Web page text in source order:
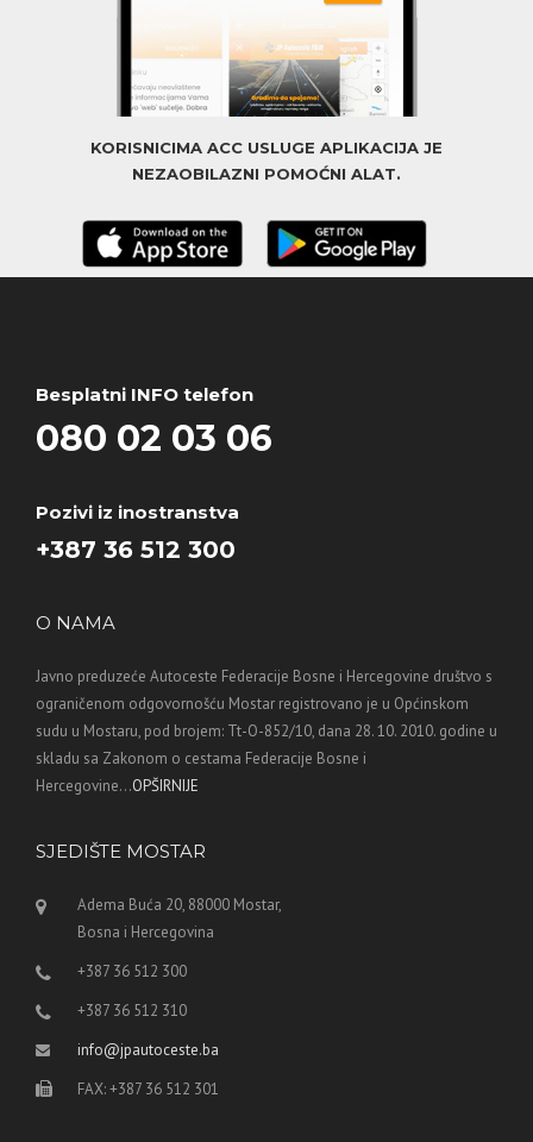
KORISNICIMA ACC USLUGE APLIKACIJA JE
NEZAOBILAZNI POMOĆNI ALAT.
Besplatni INFO telefon
080 02 03 06
Pozivi iz inostranstva
+387 36 512 300
O NAMA
Javno preduzeće Autoceste Federacije Bosne i Hercegovine društvo s
ograničenom odgovornošću Mostar registrovano je u Općinskom
sudu u Mostaru, pod brojem: Tt-O-852/10, dana 28. 10. 2010. godine u
skladu sa Zakonom o cestama Federacije Bosne i
Hercegovine...OPŠIRNIJE
SJEDIŠTE MOSTAR
Adema Buća 20, 88000 Mostar,
Bosna i Hercegovina
+387 36 512 300
+387 36 512 310
info@jpautoceste.ba
FAX: +387 36 512 301